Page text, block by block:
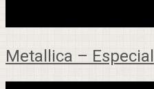
Metallica – Especial